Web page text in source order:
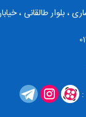
، بلوار طالقانی ،